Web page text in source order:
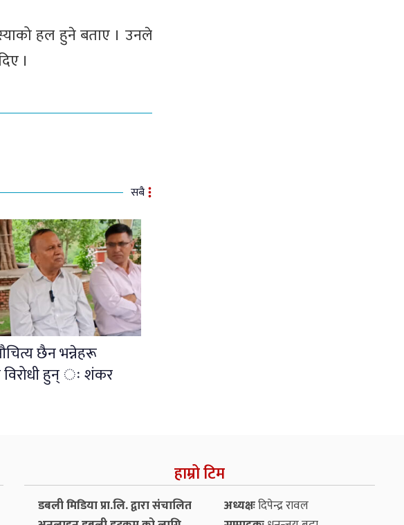
हल हुने बताए । उनले
।
सबै
छैन भन्नेहरू
हुन् ः शंकर
हाम्रो टिम
डबली मिडिया प्रा.लि. द्वारा संचालित
अध्यक्षःदिपेन्द्र रावल